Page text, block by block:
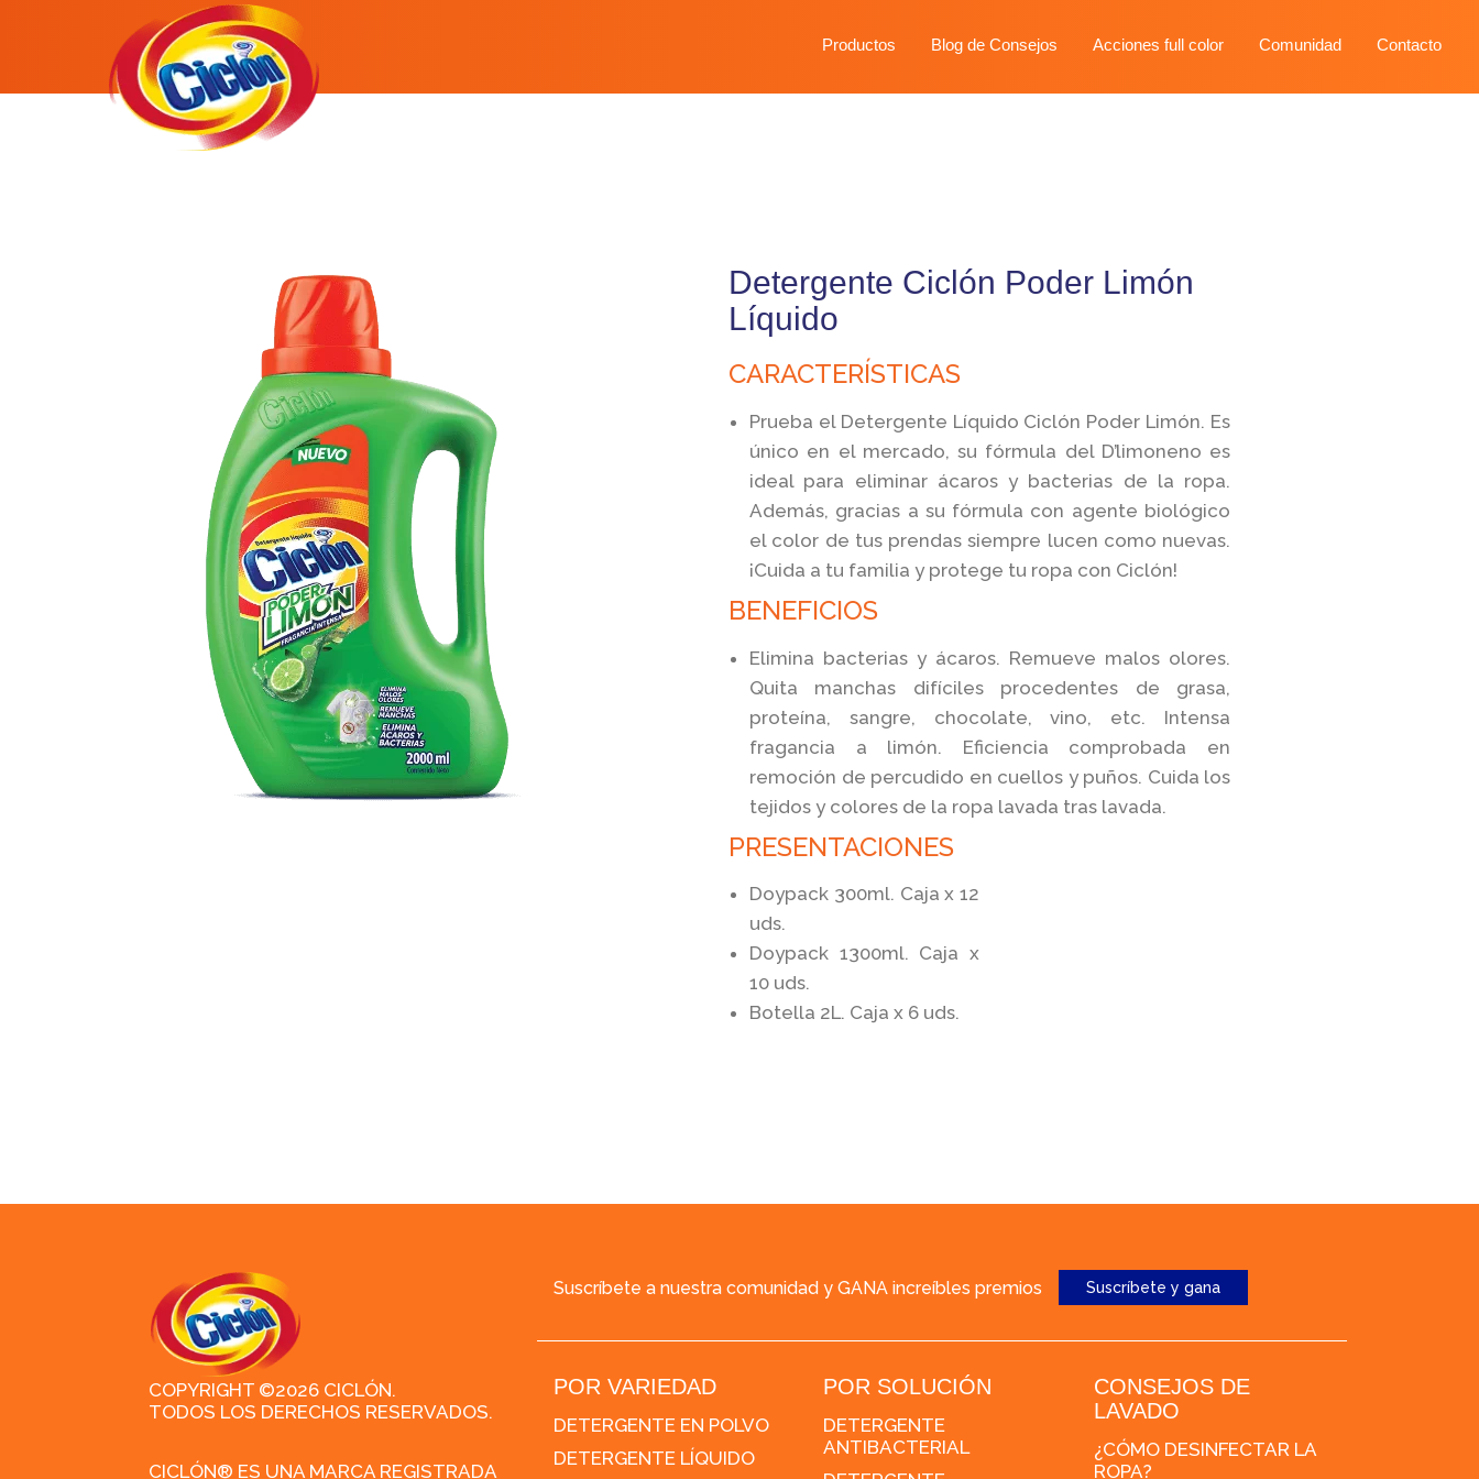
Productos Blog de Consejos Acciones full color Comunidad Contacto
Detergente Ciclón Poder Limón
Líquido
PRESENTACIONES
Doypack 300ml. Caja x 12
uds.
Doypack 1300ml. Caja x
10 uds.
Botella 2L. Caja x 6 uds.
BENEFICIOS
Elimina bacterias y ácaros. Remueve malos olores.
Quita manchas difíciles procedentes de grasa,
proteína, sangre, chocolate, vino, etc. Intensa
fragancia a limón. Eficiencia comprobada en
remoción de percudido en cuellos y puños. Cuida los
tejidos y colores de la ropa lavada tras lavada.
CARACTERÍSTICAS
Prueba el Detergente Líquido Ciclón Poder Limón. Es
único en el mercado, su fórmula del D’limoneno es
ideal para eliminar ácaros y bacterias de la ropa.
Además, gracias a su fórmula con agente biológico
el color de tus prendas siempre lucen como nuevas.
¡Cuida a tu familia y protege tu ropa con Ciclón!
COPYRIGHT ©2026 CICLÓN.
TODOS LOS DERECHOS RESERVADOS.
CICLÓN® ES UNA MARCA REGISTRADA
Suscríbete a nuestra comunidad y GANA increíbles premios Suscríbete y gana
POR VARIEDAD
DETERGENTE EN POLVO
DETERGENTE LÍQUIDO
POR SOLUCIÓN
DETERGENTE
ANTIBACTERIAL
CONSEJOS DE
LAVADO
¿CÓMO DESINFECTAR LA
ROPA?